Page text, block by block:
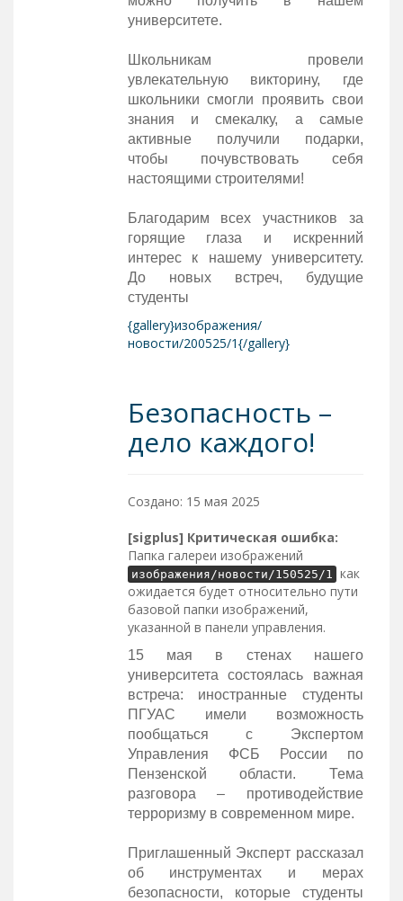
университете.
Школьникам провели
увлекательную викторину, где
школьники смогли проявить свои
знания и смекалку, а самые
активные получили подарки,
чтобы почувствовать себя
настоящими строителями!
Благодарим всех участников за
горящие глаза и искренний
интерес к нашему университету.
До новых встреч, будущие
студенты
{gallery}изображения/
новости/200525/1{/gallery}
Безопасность –
дело каждого!
Создано: 15 мая 2025
[sigplus] Критическая ошибка:
Папка галереи изображений
изображения/новости/150525/1 как
ожидается будет относительно пути
базовой папки изображений,
указанной в панели управления.
15 мая в стенах нашего
университета состоялась важная
встреча: иностранные студенты
ПГУАС имели возможность
пообщаться с Экспертом
Управления ФСБ России по
Пензенской области. Тема
разговора – противодействие
терроризму в современном мире.
Приглашенный Эксперт рассказал
об инструментах и мерах
безопасности, которые студенты